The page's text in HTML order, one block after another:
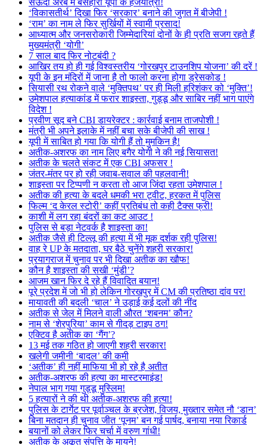
सऊदी अरब में बेसहारा यूपी के हजयात्री!
‘विकासतीर्थ’ दिखा फिर ‘सरकार’ बनाने की जुगत में बीजेपी !
‘राम’ का नाम ले फिर सुर्खियों में स्वामी प्रसाद!
आध्यात्म और जनसरोकारी जिम्मेदारियां दोनों के ही प्रति सजग रहते हैं
मुख्यमंत्री ‘योगी’
7 साल बाद फिर नोटबंदी ?
आखिर तय हो ही गई विश्वस्तरीय ‘गोरखपुर टाउनशिप योजना’ की दरें !
यूपी के इन मंदिरों में जाना है तो फालो करना होगा ड्रेसकोड !
सियासी रथ रोकने वाले ‘मुक्तिपथ’ पर ही मिली हरिशंकर को ‘मुक्ति’!
उमेशपाल हत्याकांड में फरार शाइस्ता, गुड्डू और साबिर नहीं भाग पाएंगे
विदेश !
प्रवीण सूद बने CBI डायरेक्टर : कार्रवाई बनाम ताजपोशी !
मंत्री भी अपने इलाके में नहीं बचा सके बीजेपी की साख !
यूपी में साबित हो गया कि योगी हैं तो मुमकिन है!
अतीक-अशरफ का नाम लिए बगैर योगी ने की नई सियासत!
अतीक के चलते संकट में एक CBI अफसर !
जंतर-मंतर पर हो रही जवाब-सवाल की पहलवानी!
शाइस्ता पर टिप्पणी न करता तो आज जिंदा रहता उमेशपाल !
अतीक की हत्या के बदले धमकी भरा ट्वीट, हरकत में पुलिस
फिल्म ‘द केरल स्टोरी’ कहीं प्रतिबंध तो कही टैक्स फ्री!
काशी में लग रहा बंदरों का कट आउट !
पुलिस से बड़ा नेटवर्क है शाइस्ता का!
अतीक जैसे ही टिल्लू की हत्या में भी मूक दर्शक रही पुलिस!
वाह रे UP के मतदाता, घर बैठे चुनेंगे शहरी सरकार!
प्रयागराज में चुनाव पर भी दिखा अतीक का खौफ!
कौन है शाइस्ता की सखी ‘मुंडी’?
आजम खान फिर दे रहे हैं विवादित बयान!
पूरे प्रदेश में जो भी हो लेकिन गोरखपुर में CM की प्रतिष्ठा दांव पर!
मायावती की बदली ‘चाल’ ने उड़ाई कई दलों की नींद
अतीक से जेल में मिलने वाली औरत ‘शबनम’ कौन?
नाम से ‘शेरपुरिया’ काम से गीदड़ टाइप ठग!
एक्टिव है अतीक का ‘गैंग’?
13 मई तक गठित हो जाएगी शहरी सरकार!
खलेगी जमीनी ‘बादल’ की कमी
‘अतीक’ ही नहीं माफिया भी हो रहे है अतीत
अतीक-अशरफ की हत्या का मास्टरमाइंड!
नेपाल भाग गया गुड्डू मुस्लिम!
5 हत्यारों ने की थी अतीक-अशरफ की हत्या!
पुलिस के टार्गेट पर पूर्वाञ्चल के ब्रजेश, विजय, मुख्तार समेत नौ ‘डान’
बिना मतदान ही चुनाव जीत ‘पूनम’ बन गई पार्षद, बनाया नया रिकार्ड
बयानों को लेकर फिर चर्चा में वरुण गांधी!
अतीक के अकूत संपत्ति के मायने!